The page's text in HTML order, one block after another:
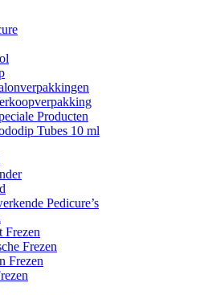
Producten
Tubes 10 ml
Pedicure’s
Frezen
Frezen
Frezen